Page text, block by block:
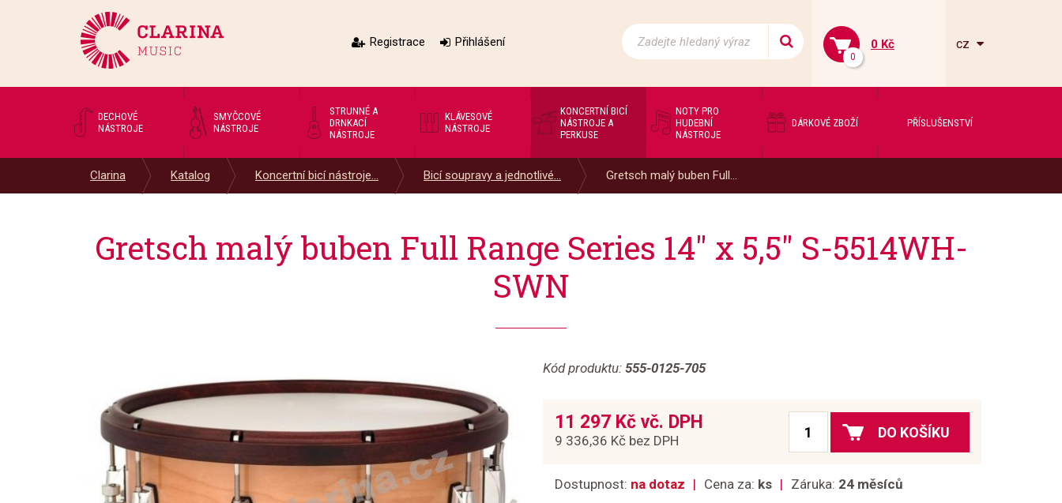
Registrace Přihlášení
0
0 Kč cz
DECHOVÉ
NÁSTROJE
SMYČCOVÉ
NÁSTROJE
STRUNNÉ A
DRNKACÍ
NÁSTROJE
KLÁVESOVÉ
NÁSTROJE
KONCERTNÍ BICÍ
NÁSTROJE A
PERKUSE
NOTY PRO
HUDEBNÍ
NÁSTROJE
DÁRKOVÉ ZBOŽÍ PŘÍSLUŠENSTVÍ
Clarina Katalog Koncertní bicí nástroje... Bicí soupravy a jednotlivé... Gretsch malý buben Full...
Gretsch malý buben Full Range Series 14" x 5,5" S-5514WH-
SWN
Kód produktu: 555-0125-705
11 297 Kč vč. DPH
9 336,36 Kč bez DPH
DO KOŠÍKU
Dostupnost: na dotaz Cena za: ks Záruka: 24 měsíců